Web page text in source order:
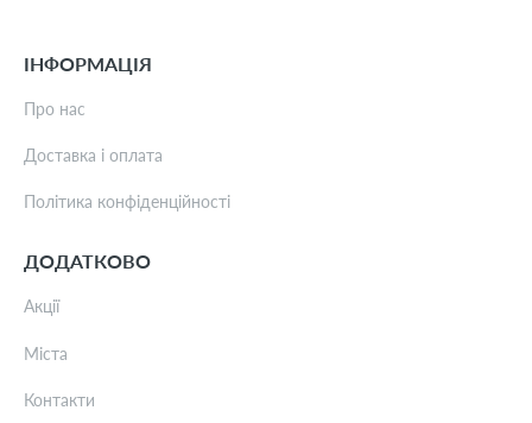
ІНФОРМАЦІЯ
Про нас
Доставка і оплата
Політика конфіденційності
ДОДАТКОВО
Акції
Міста
Контакти